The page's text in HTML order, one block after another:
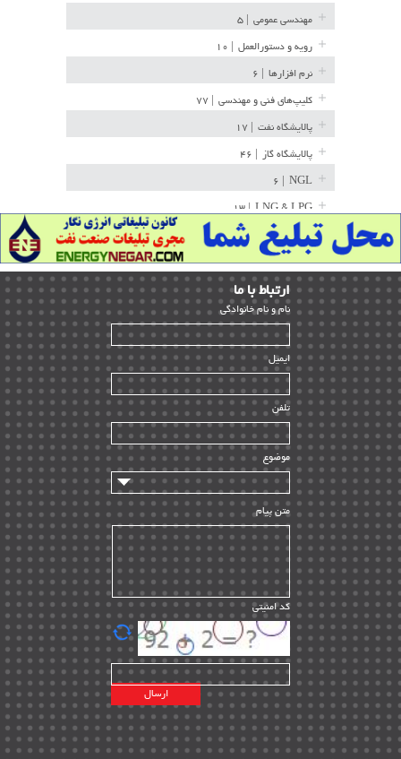
مهندسی عمومی
رویه و دستورالعمل
نرم افزارها
کلیپ‌های فنی و مهندسی
پالایشگاه نفت
پالایشگاه گاز
NGL
LNG & LPG | ۱۳
خط لوله | ۳۶
مخازن ذخیره | ۱۵
پتروشیمی | ۱۴
بازرسی و QC | ۱۵
HSE | ۳۹
ساخت و نصب | ۱۲
راه اندازی | ۹
سازندگان و تامین کنندگان | ۱۰
تامین مالی و سرمایه گذاری | ۳۲
ماشین آلات
مدیریت پروژه
مدیریت دانش
مدیریت سازمانی و عمومی | ۲
تأمین کالا | ۱۳
EPC | ۲۰
پیمانکاران بین المللی | ۸
اطلاعات انرژی کشورها | ۱۴
پروژه های خارجی | ۱۵
نقشه های نفت و گاز خارجی | ۱۰
شرکت های نفتی | ۱۴
ارﺗﺒﺎط ﺑﺎ ما
ﻧﺎم و ﻧﺎم ﺧﺎﻧﻮادﮔﻰ
ایمیل
تلفن
موضوع
متن پیام
کد امنیتی